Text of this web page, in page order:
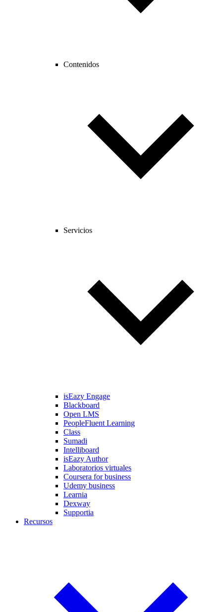
Contenidos
Servicios
isEazy Engage
Blackboard
Open LMS
PeopleFluent Learning
Class
Sumadi
Intelliboard
isEazy Author
Laboratorios virtuales
Coursera for business
Udemy business
Learnia
Dexway
Supportia
Recursos